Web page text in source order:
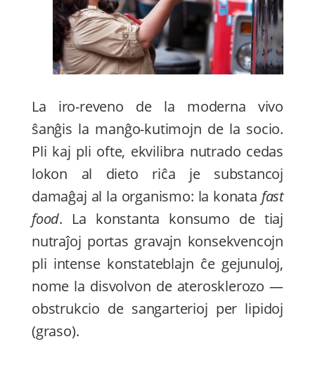
La iro-reveno de la moderna vivo
ŝanĝis la manĝo-kutimojn de la socio.
Pli kaj pli ofte, ekvilibra nutrado cedas
lokon al dieto riĉa je substancoj
damaĝaj al la organismo: la konata fast
food. La konstanta konsumo de tiaj
nutraĵoj portas gravajn konsekvencojn
pli intense konstateblajn ĉe gejunuloj,
nome la disvolvon de aterosklerozo —
obstrukcio de sangarterioj per lipidoj
(graso).